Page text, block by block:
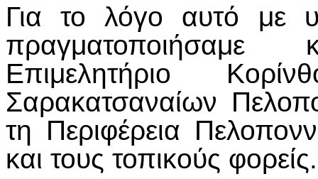
Για το λόγο αυτό με
Επιμελητήριο
Σαρακατσαναίων
τη Περιφέρεια
και τους τοπικούς φορείς.